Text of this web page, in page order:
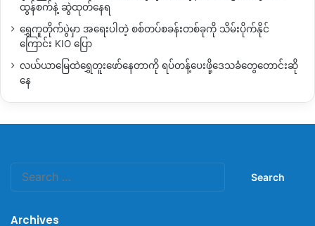
ဦးရွှေမင်းအဖွဲ့အနေနဲ့ ကေအိုင်အေကို တိုက်ခိုက်နေတဲ့အတွက်
ကချင်မျိုးနွယ်စုထဲမှာ စိတ်ဝမ်းကွဲမှု လုံးဝ မဖြစ်နိုင်ပါဘူး။ ဘာ့
ကြောင့်လဲဆိုတော့ ဦးရွှေမင်းရဲ့ လုပ်ရပ်တွေကို ကျနော်တို့ လီဆူမျိုး
နွယ်စုတွေရဲ့ ထောက်ခံ မှုနဲ့ လုပ်နေတာမဟုတ်ပါဘူး။ သူ့ရဲ့
တစ်ကိုယ်တည်းဆုံးဖြတ်ချက်နဲ့လုပ်နေတဲ့အတွက် စိတ်ဝမ်းကွဲ စရာ
မရှိပါဘူး။ ကျနော်တို့KIA / KIOမှာ မူဝါဒအရ ဗိုလ်ချုပ်ဂွန်မော်ပြော
တိုက်ခိုက်လာတဲ့သူဟာ ညီအစ်ကိုမဟုတ်ဘူး ရန်သူဖြစ် တယ်။ အဲ့
ချိန်မှ ရန်သူလို့သတ်မှတ်ရမယ်။ ဒါ့ကြောင့်မို့ ဒီလူကြီးတွေရဲ့အမြင်နဲ့
နော်တို့ကချင်မျိုးနွယ်စုတွေထဲမှာ လုံးဝစိတ်ဝမ်းကွဲစရာ မရှိပါဘူးလို့
ထွန်စက်နဲ့ ဆွဲထုတ်နေရ
ရွှေကူတိုက်ပွဲမှာ အရေးပါတဲ့ စစ်တပ်စခန်းတစ်ခုကို သိမ်းပိုက်နိုင်
ကြောင်း KIO ပြော
လယ်ယာမြေထဲရွှေတူးဖော်နေတာကို ရပ်တန့်ပေးဖို့ဒေသခံတွေတောင်းဆို
နေ
Archives